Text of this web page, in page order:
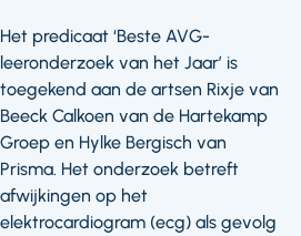
Het predicaat ‘Beste AVG-
leeronderzoek van het Jaar’ is
toegekend aan de artsen Rixje van
Beeck Calkoen van de Hartekamp
Groep en Hylke Bergisch van
Prisma. Het onderzoek betreft
afwijkingen op het
elektrocardiogram (ecg) als gevolg